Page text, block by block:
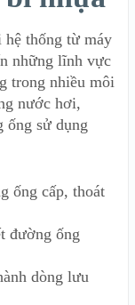
hệ thống từ máy
những lĩnh vực
trong nhiều môi
nước hơi,
ống sử dụng
ống cấp, thoát
đường ống
dòng lưu